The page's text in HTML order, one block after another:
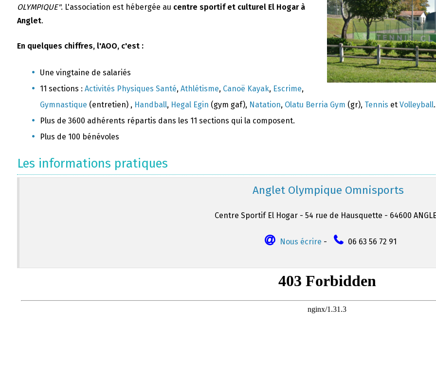
OLYMPIQUE". L'association est hébergée au centre sportif et culturel El Hogar à
Anglet.
En quelques chiffres, l'AOO, c'est :
Une vingtaine de salariés
11 sections : Activités Physiques Santé, Athlétisme, Canoë Kayak, Escrime,
Gymnastique (entretien) , Handball, Hegal Egin (gym gaf), Natation, Olatu Berria Gym (gr), Tennis et Volleyball.
Plus de 3600 adhérents répartis dans les 11 sections qui la composent.
Plus de 100 bénévoles
Les informations pratiques
Anglet Olympique Omnisports
Centre Sportif El Hogar - 54 rue de Hausquette - 64600
Nous écrire - 06 63 56 72 91